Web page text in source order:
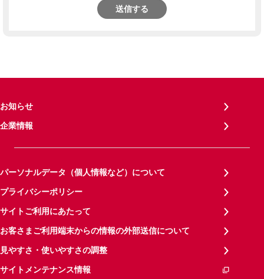
送信する
お知らせ
企業情報
パーソナルデータ（個人情報など）について
プライバシーポリシー
サイトご利用にあたって
お客さまご利用端末からの情報の外部送信について
見やすさ・使いやすさの調整
サイトメンテナンス情報